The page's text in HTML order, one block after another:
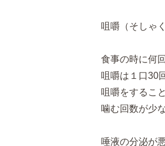
咀嚼（そしゃ
食事の時に何
咀嚼は１口30
咀嚼をするこ
噛む回数が少
唾液の分泌が